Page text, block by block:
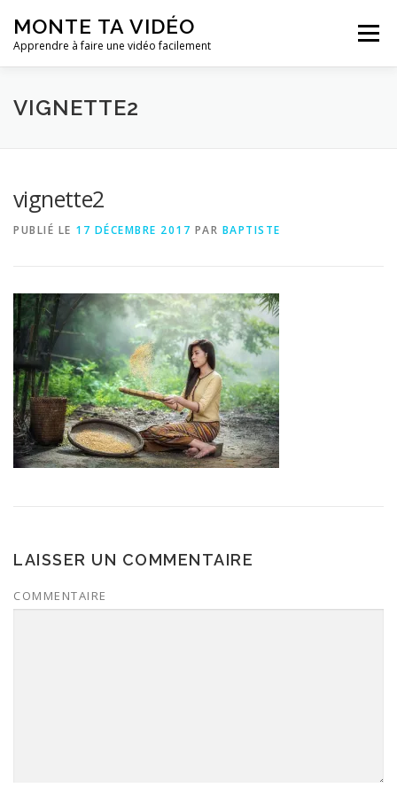
contenu
MONTE TA VIDÉO
Apprendre à faire une vidéo facilement
Menu
VIGNETTE2
vignette2
PUBLIÉ LE 17 DÉCEMBRE 2017 PAR BAPTISTE
LAISSER UN COMMENTAIRE
COMMENTAIRE